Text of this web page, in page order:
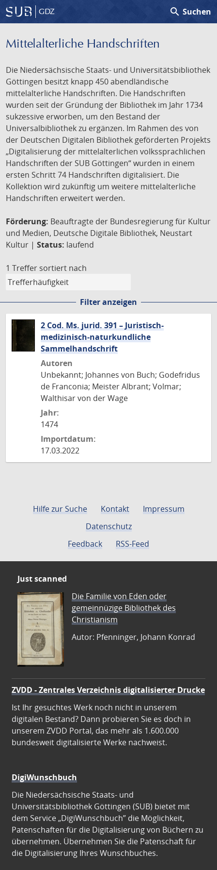
GDZ search Suchen
Mittelalterliche Handschriften
Die Niedersächsische Staats- und Universitätsbibliothek
Göttingen besitzt knapp 450 abendländische
mittelalterliche Handschriften. Die Handschriften
wurden seit der Gründung der Bibliothek im Jahr 1734
sukzessive erworben, um den Bestand der
Universalbibliothek zu ergänzen. Im Rahmen des von
der Deutschen Digitalen Bibliothek geförderten Projekts
„Digitalisierung der mittelalterlichen volkssprachlichen
Handschriften der SUB Göttingen“ wurden in einem
ersten Schritt 74 Handschriften digitalisiert. Die
Kollektion wird zukünftig um weitere mittelalterliche
Handschriften erweitert werden.
Förderung: Beauftragte der Bundesregierung für Kultur
und Medien, Deutsche Digitale Bibliothek, Neustart
Kultur | Status: laufend
1 Treffer sortiert nach
Filter anzeigen
2 Cod. Ms. jurid. 391 – Juristisch-
medizinisch-naturkundliche
Sammelhandschrift
Autoren
Unbekannt; Johannes von Buch; Godefridus
de Franconia; Meister Albrant; Volmar;
Walthisar von der Wage
Jahr:
1474
Importdatum:
17.03.2022
Hilfe zur Suche Kontakt
Impressum
Datenschutz
Feedback
RSS-Feed
Just scanned
Die Familie von Eden oder
gemeinnüzige Bibliothek des
Christianism
Autor: Pfenninger, Johann Konrad
ZVDD - Zentrales Verzeichnis digitalisierter Drucke
Ist Ihr gesuchtes Werk noch nicht in unserem
digitalen Bestand? Dann probieren Sie es doch in
unserem ZVDD Portal, das mehr als 1.600.000
bundesweit digitalisierte Werke nachweist.
DigiWunschbuch
Die Niedersächsische Staats- und
Universitätsbibliothek Göttingen (SUB) bietet mit
dem Service „DigiWunschbuch” die Möglichkeit,
Patenschaften für die Digitalisierung von Büchern zu
übernehmen. Übernehmen Sie die Patenschaft für
die Digitalisierung Ihres Wunschbuches.